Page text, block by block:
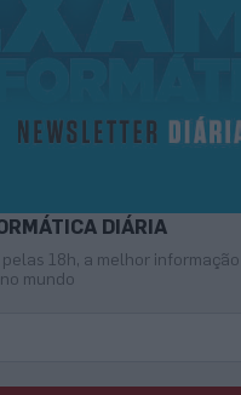
DIÁRIA
pelas 18h, a melhor
mundo